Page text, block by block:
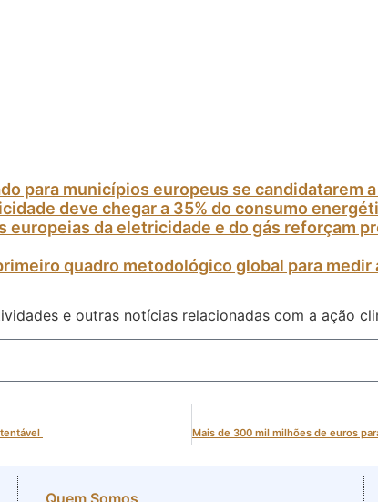
para municípios europeus se candidatarem
deve chegar a 35% do consumo
europeias da eletricidade e do gás reforçam
quadro metodológico global para
e outras notícias relacionadas com a ação